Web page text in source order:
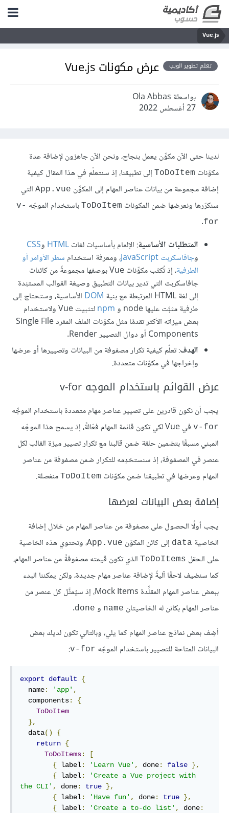
Vue.js
تعلم تطوير الويب عرض مكونات Vue.js
بواسطة Ola Abbas
27 أغسطس 2022
لدينا حتى الآن مكوِّن يعمل بنجاح، ونحن الآن جاهزون لإضافة عدة
مكوّنات ToDoItem إلى تطبيقنا، إذ سنتعلّم في هذا المقال كيفية
إضافة مجموعة من بيانات عناصر المهام إلى المكوِّن App.vue التي
سنكرّرها ونعرضها ضمن المكونات ToDoItem باستخدام الموجّه v-
for
.
المتطلبات الأساسية: الإلمام بأساسيات لغاتHTML وCSS
وجافاسكربت JavaScript ، ومعرفة استخدام سطر الأوامر أو
الطرفية
، إذ تُكتَب مكوِّنات Vue بوصفها مجموعةً من كائنات
جافاسكربت التي تدير بيانات التطبيق وصيغة القوالب المستنِدة
إلى لغة HTML المرتبطة مع بنية
DOM الأساسية، وستحتاج إلى
طرفية مثبَّت عليها node و
npm
لتثبيت Vue ولاستخدام
بعض ميزاته الأكثر تقدمًا مثل مكوّنات الملف المفرد Single File
Components أو دوال التصيير Render.
الهدف: تعلّم كيفية تكرار مصفوفة من البيانات وتصييرها أو عرضها
وإخراجها في مكوّنات متعددة.
عرض القوائم باستخدام الموجه v-for
يجب أن نكون قادرين على تصيير عناصر مهام متعددة باستخدام الموجِّه
v-for
في Vue لكي تكون قائمة المهام فعّالةً، إذ يسمح هذا الموجِّه
المبني مسبقًا بتضمين حلقة ضمن قالبنا مع تكرار تصيير ميزة القالب لكل
عنصر في المصفوفة، إذ سنستخدِمه للتكرار ضمن مصفوفة من عناصر
المهام وعرضها في تطبيقنا ضمن مكوّنات ToDoItem منفصلة.
إضافة بعض البيانات لعرضها
يجب أولًا الحصول على مصفوفة من عناصر المهام من خلال إضافة
الخاصية data إلى كائن المكوّن App.vue، وتحتوي هذه الخاصية
على الحقل ToDoItems الذي تكون قيمته مصفوفةً من عناصر المهام،
كما سنضيف لاحقًا آليةً لإضافة عناصر مهام جديدة، ولكن يمكننا البدء
ببعض عناصر المهام المقلِّدة Mock Items، إذ سيُمثَّل كل عنصر من
عناصر المهام بكائن له الخاصيتان name و done
.
أضِف بعض نماذج عناصر المهام كما يلي، وبالتالي تكون لديك بعض
البيانات المتاحة للتصيير باستخدام الموجّه v-for
:
export default
{
  name
: 'app' ,
  components
:
{
ToDoItem
},
  data
()
{
return {
ToDoItems:
[
{ label: 'Learn Vue' , done: false },
{ label:
'Create a Vue project with
the CLI' , done: true },
{ label: 'Have fun' , done: true },
{ label: 'Create a to-do list' , done: